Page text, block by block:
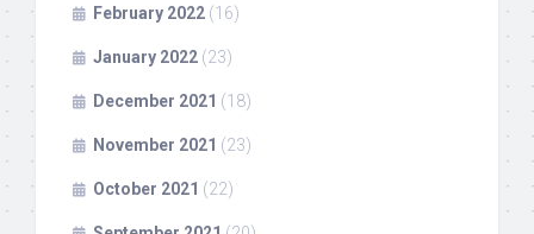
February 2022 (16)
January 2022 (23)
December 2021 (18)
November 2021 (23)
October 2021 (22)